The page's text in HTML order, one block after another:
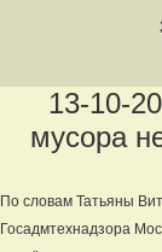
13-10-
мусора
По словам Татьяны
Госадмтехнадзора